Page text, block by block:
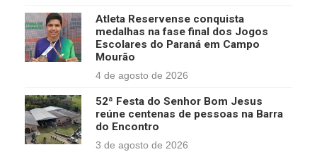
Atleta Reservense conquista
medalhas na fase final dos Jogos
Escolares do Paraná em Campo
Mourão
4 de agosto de 2026
52ª Festa do Senhor Bom Jesus
reúne centenas de pessoas na Barra
do Encontro
3 de agosto de 2026